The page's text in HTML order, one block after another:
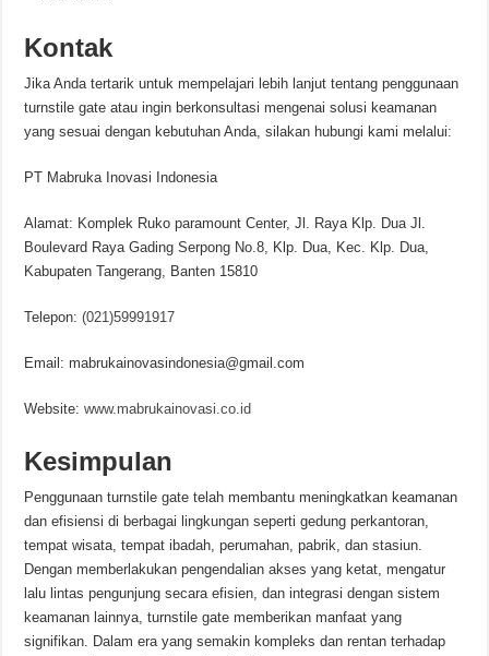
Kontak
Jika Anda tertarik untuk mempelajari lebih lanjut tentang penggunaan
turnstile gate atau ingin berkonsultasi mengenai solusi keamanan
yang sesuai dengan kebutuhan Anda, silakan hubungi kami melalui:
PT Mabruka Inovasi Indonesia
Alamat: Komplek Ruko paramount Center, Jl. Raya Klp. Dua Jl.
Boulevard Raya Gading Serpong No.8, Klp. Dua, Kec. Klp. Dua,
Kabupaten Tangerang, Banten 15810
Telepon:(021)59991917
Email: mabrukainovasindonesia@gmail.com
Website:www.mabrukainovasi.co.id
Kesimpulan
Penggunaan turnstile gate telah membantu meningkatkan keamanan
dan efisiensi di berbagai lingkungan seperti gedung perkantoran,
tempat wisata, tempat ibadah, perumahan, pabrik, dan stasiun.
Dengan memberlakukan pengendalian akses yang ketat, mengatur
lalu lintas pengunjung secara efisien, dan integrasi dengan sistem
keamanan lainnya, turnstile gate memberikan manfaat yang
signifikan. Dalam era yang semakin kompleks dan rentan terhadap